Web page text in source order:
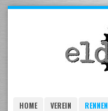
HOME VEREIN RENNEN